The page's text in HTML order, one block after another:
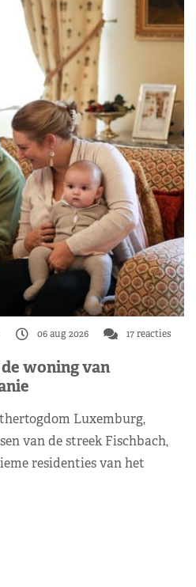
06 aug 2026 17 reacties
woning van
Luxemburg,
van de streek Fischbach,
residenties van het